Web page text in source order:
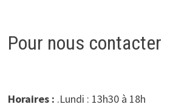
Pour nous contacter
Horaires : .Lundi : 13h30 à 18h